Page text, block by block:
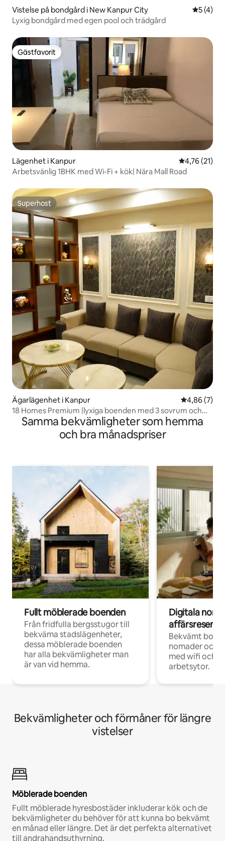
Vistelse på bondgård i New Kanpur City 5 av 5 i
5 (4)
Lyxig bondgård med egen pool och trädgård
Gästfavorit
Gästfavorit
Lägenhet i Kanpur 4,76 av 5 i
4,76 (21)
Arbetsvänlig 1BHK med Wi-Fi + kök| Nära Mall Road
Superhost
Superhost
Ägarlägenhet i Kanpur 4,86 av 5 i
4,86 (7)
18 Homes Premium |lyxiga boenden med 3 sovrum och
kökSamma bekvämligheter som hemma
och bra månadspriser
Fullt möblerade boenden
Från fridfulla bergsstugor till
bekväma stadslägenheter,
dessa möblerade boenden
har alla bekvämligheter man
är van vid hemma.
Digitala
Bekvämt
nomader och
med wifi och
arbetsytor.
Bekvämligheter och förmåner för längre
vistelser
Möblerade boenden
Fullt möblerade hyresbostäder inkluderar kök och de
bekvämligheter du behöver för att kunna bo bekvämt
en månad eller längre. Det är det perfekta alternativet
till andrahandsuthyrning.